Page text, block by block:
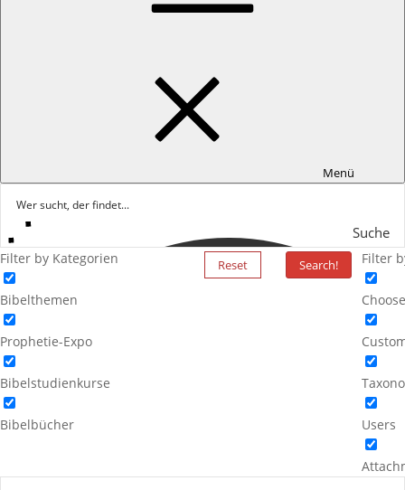
Menü
Suche
Filter by Kategorien
Bibelthemen
Prophetie-Expo
Bibelstudienkurse
Bibelbücher
Reset Search! Filter
Users